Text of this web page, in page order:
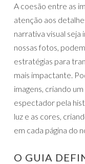
A coesão entre as
atenção aos
narrativa visual
nossas fotos,
estratégias para
mais impactante.
imagens, criando
espectador pela
luz e as cores,
em cada página do
O GUIA